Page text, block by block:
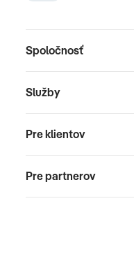
Spoločnosť
Služby
Pre klientov
Pre partnerov